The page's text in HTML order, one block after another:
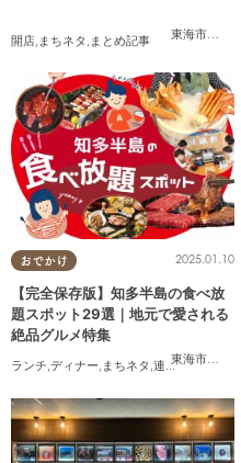
東海市
,大府市
開店 まちネタ まとめ記事
おでかけ
東海市
,大府市
2025.01.10
【完全保存版】知多半島の食べ放
題スポット29選｜地元で愛される
絶品グルメ特集
ランチ,ディナー, まちネタ ,連載 ,コスパ抜群